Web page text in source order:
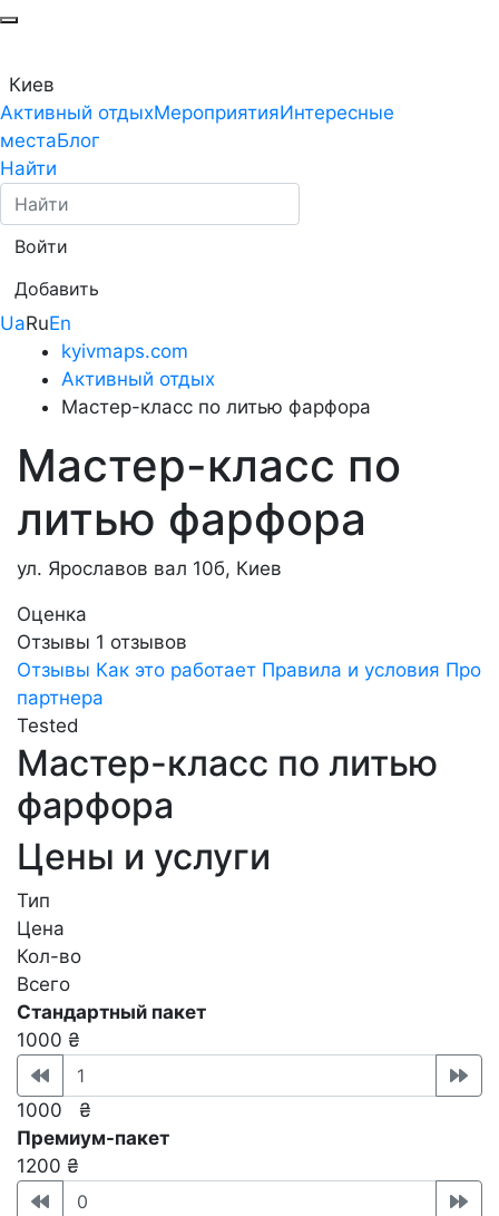
Киев
Активный отдыхМероприятияИнтересные
местаБлог
Найти
Войти
Добавить
UaRuEn
kyivmaps.com
Активный отдых
Мастер-класс по литью фарфора
Мастер-класс по
литью фарфора
ул. Ярославов вал 10б, Киев
Оценка
Отзывы 1 отзывов
Отзывы Как это работает Правила и условия Про
партнера
Tested
Мастер-класс по литью
фарфора
Цены и услуги
Тип
Цена
Кол-во
Всего
Стандартный пакет
1000 ₴
1000
₴
Премиум-пакет
1200 ₴